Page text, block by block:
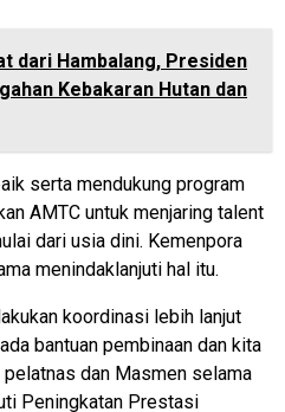
dari Hambalang, Presiden
Kebakaran Hutan dan
serta mendukung program
AMTC untuk menjaring talent
dari usia dini. Kemenpora
menindaklanjuti hal itu.
koordinasi lebih lanjut
bantuan pembinaan dan kita
dan Masmen selama
Peningkatan Prestasi